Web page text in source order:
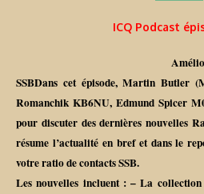
ICQ Podcast
SSBDans cet épisode, Martin Butler
Romanchik KB6NU, Edmund Spicer
pour discuter des dernières nouvelles
résume l’actualité en bref et dans le
votre ratio de contacts SSB.
Les nouvelles incluent : – La collection